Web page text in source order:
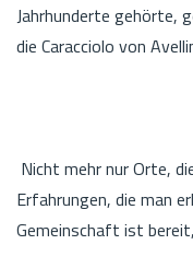
Jahrhunderte gehörte,
die Caracciolo von
Nicht mehr nur Orte,
Erfahrungen, die man
Gemeinschaft ist